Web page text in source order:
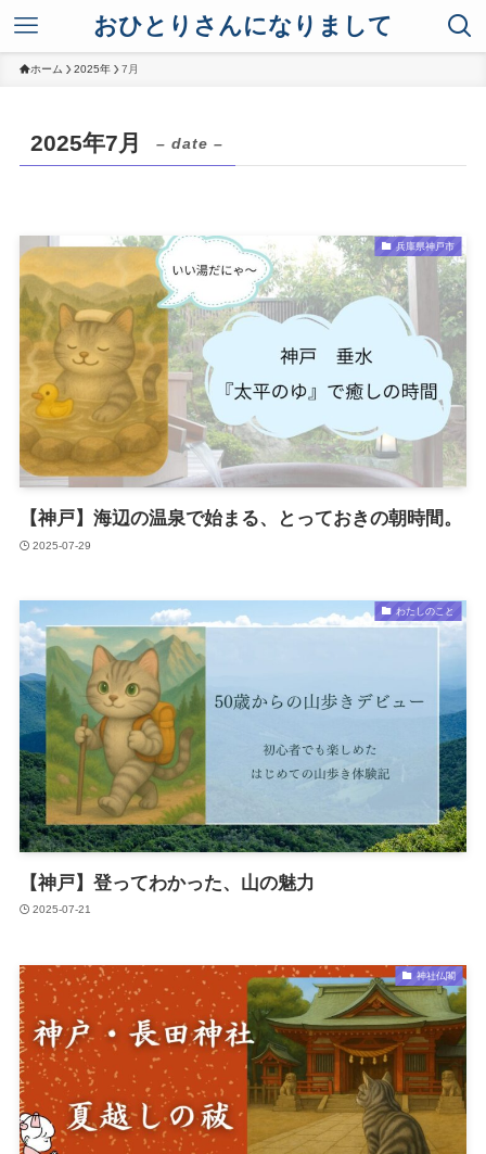
おひとりさんになりまして
ホーム 2025年 7月
2025年7月 – date –
兵庫県神戸市
【神戸】海辺の温泉で始まる、とっておきの朝時間。
2025-07-29
わたしのこと
【神戸】登ってわかった、山の魅力
2025-07-21
神社仏閣